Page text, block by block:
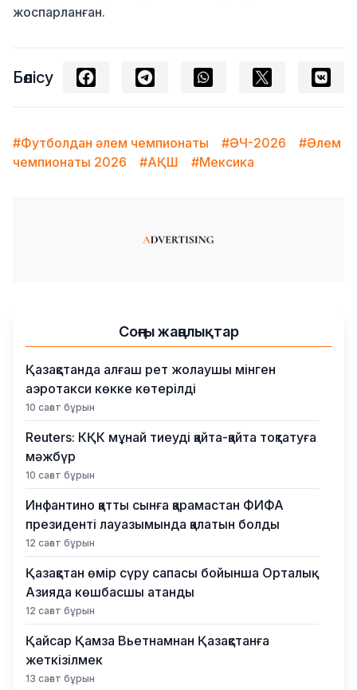
жоспарланған.
Бөлісу
#Футболдан әлем чемпионаты #ӘЧ-2026
#Әлем
чемпионаты 2026
#АҚШ #Мексика
Соңғы жаңалықтар
Қазақстанда алғаш рет жолаушы мінген
аэротакси көкке көтерілді
10 сағат бұрын
Reuters: КҚК мұнай тиеуді қайта-қайта тоқтатуға
мәжбүр
10 сағат бұрын
Инфантино қатты сынға қарамастан ФИФА
президенті лауазымында қалатын болды
12 сағат бұрын
Қазақстан өмір сүру сапасы бойынша Орталық
Азияда көшбасшы атанды
12 сағат бұрын
Қайсар Қамза Вьетнамнан Қазақстанға
жеткізілмек
13 сағат бұрын